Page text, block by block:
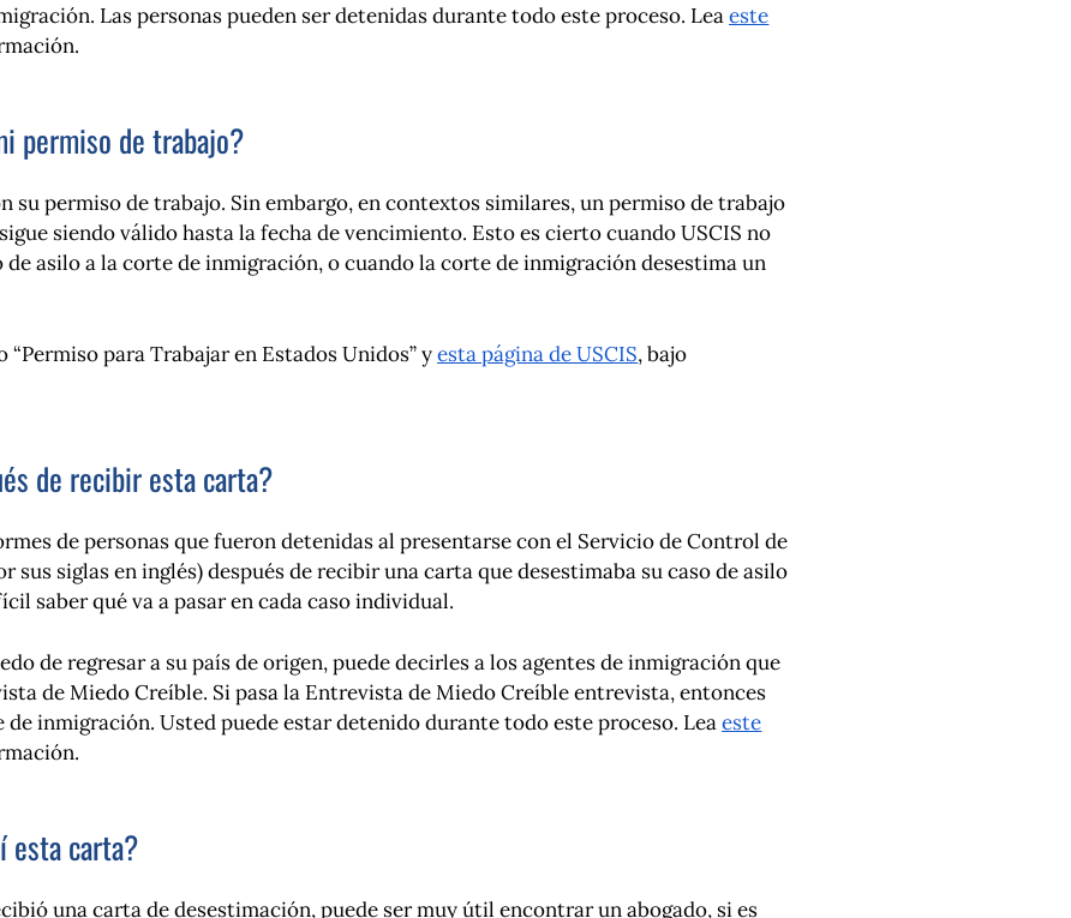
Las personas pueden ser detenidas durante todo este proceso. Leaeste
permiso de trabajo?
su permiso de trabajo. Sin embargo, en contextos similares, un permiso de trabajo
siendo válido hasta la fecha de vencimiento. Esto es cierto cuando USCIS no
de asilo a la corte de inmigración, o cuando la corte de inmigración desestima un
“Permiso para Trabajar en Estados Unidos” yesta página de USCIS, bajo
de recibir esta carta?
de personas que fueron detenidas al presentarse con el Servicio de Control de
sus siglas en inglés) después de recibir una carta que desestimaba su caso de asilo
saber qué va a pasar en cada caso individual.
de regresar a su país de origen, puede decirles a los agentes de inmigración que
de Miedo Creíble. Si pasa la Entrevista de Miedo Creíble entrevista, entonces
inmigración. Usted puede estar detenido durante todo este proceso. Leaeste
esta carta?
una carta de desestimación, puede ser muy útil encontrar un abogado, si es